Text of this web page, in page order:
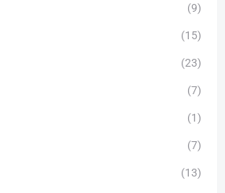
(9)
(15)
(23)
(7)
(1)
(7)
(13)